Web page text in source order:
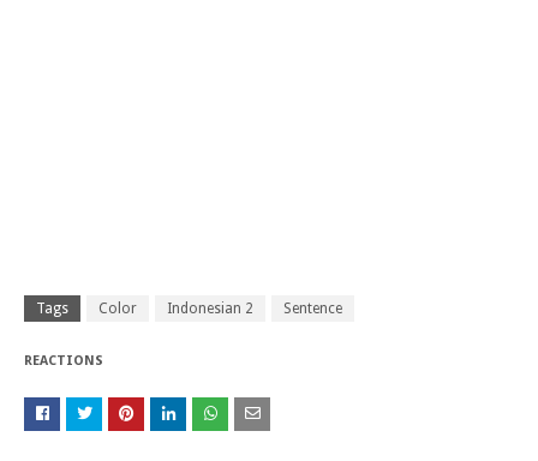
Tags Color Indonesian 2 Sentence
REACTIONS